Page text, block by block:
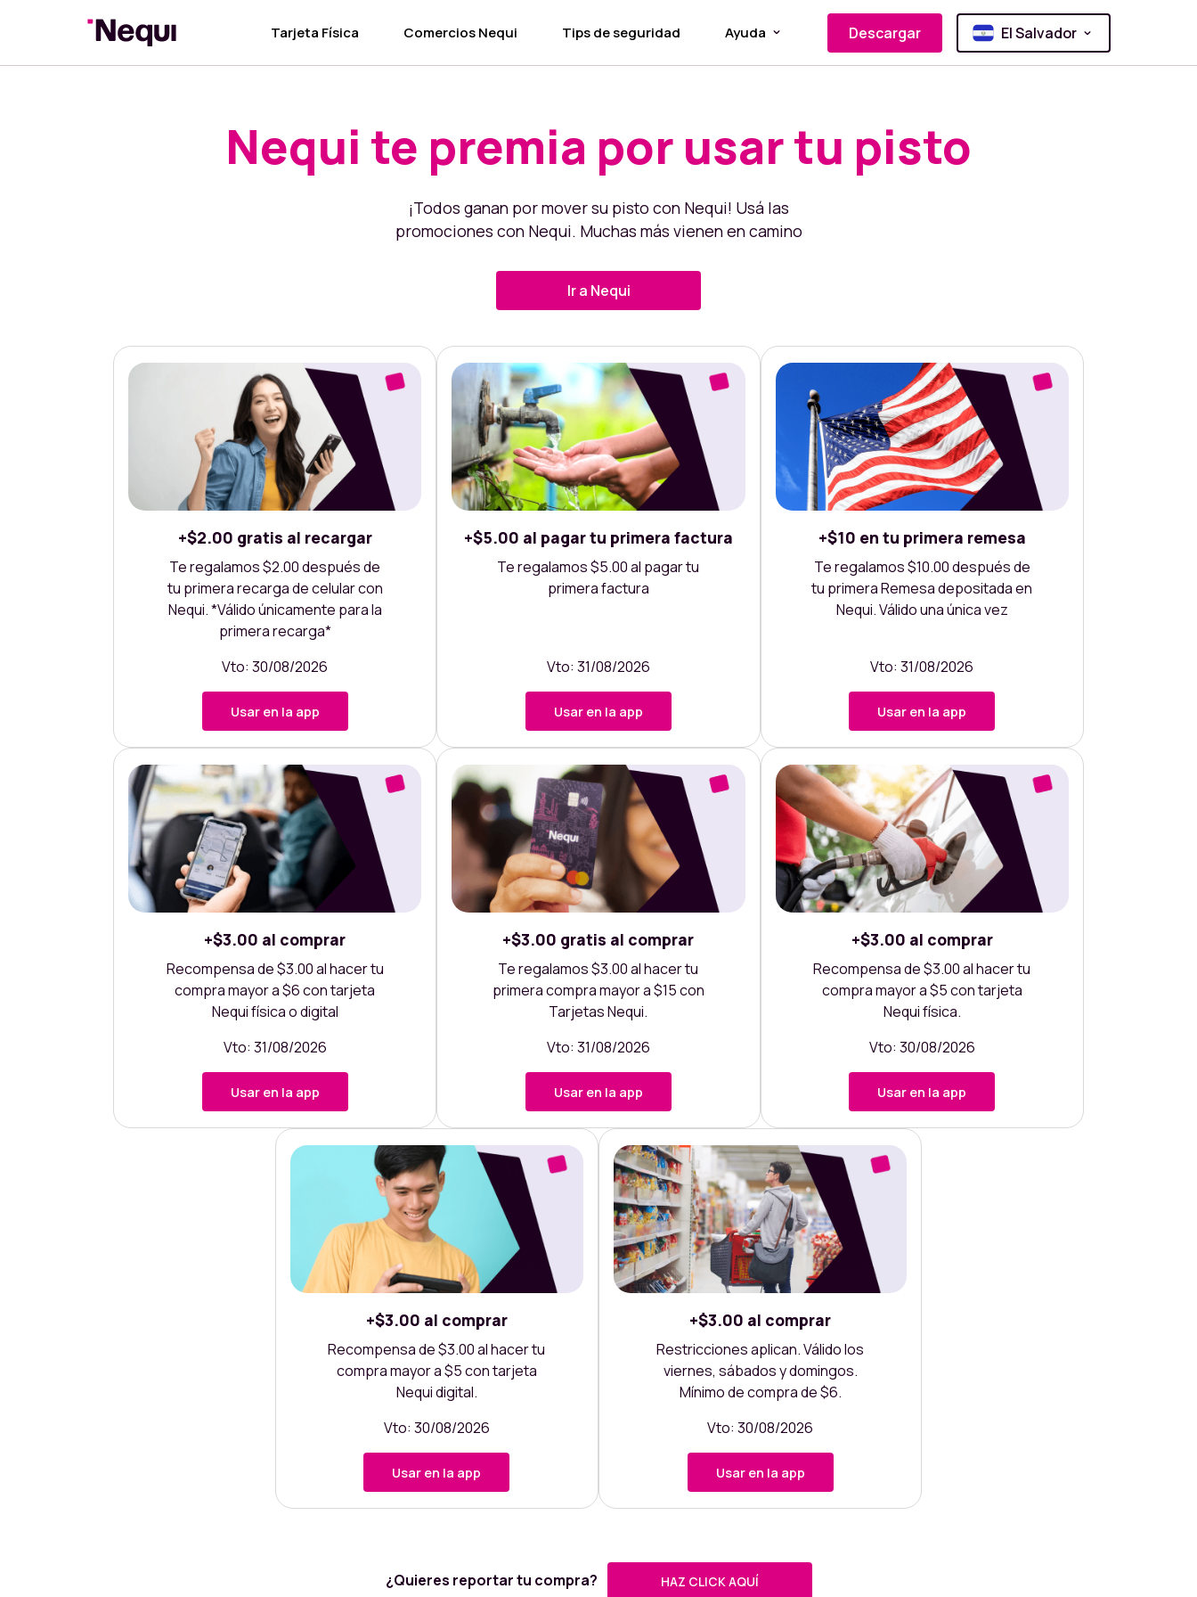
Tarjeta Física Comercios Nequi Tips de seguridad Ayuda Descargar El Salvador
Nequi te premia por usar tu pisto
¡Todos ganan por mover su pisto con Nequi! Usá las
promociones con Nequi. Muchas más vienen en camino
Ir a Nequi
+$2.00 gratis al recargar
Te regalamos $2.00 después de
tu primera recarga de celular con
Nequi. *Válido únicamente para la
primera recarga*
Vto: 30/08/2026
Usar en la app
+$5.00 al pagar tu primera factura
Te regalamos $5.00 al pagar tu
primera factura
Vto: 31/08/2026
Usar en la app
+$10 en tu primera remesa
Te regalamos $10.00 después de
tu primera Remesa depositada en
Nequi. Válido una única vez
Vto: 31/08/2026
Usar en la app
+$3.00 al comprar
Recompensa de $3.00 al hacer tu
compra mayor a $6 con tarjeta
Nequi física o digital
Vto: 31/08/2026
Usar en la app
+$3.00 gratis al comprar
Te regalamos $3.00 al hacer tu
primera compra mayor a $15 con
Tarjetas Nequi.
Vto: 31/08/2026
Usar en la app
+$3.00 al comprar
Recompensa de $3.00 al hacer tu
compra mayor a $5 con tarjeta
Nequi física.
Vto: 30/08/2026
Usar en la app
+$3.00 al comprar
Recompensa de $3.00 al hacer tu
compra mayor a $5 con tarjeta
Nequi digital.
Vto: 30/08/2026
Usar en la app
+$3.00 al comprar
Restricciones aplican. Válido los
viernes, sábados y domingos.
Mínimo de compra de $6.
Vto: 30/08/2026
Usar en la app
¿Quieres reportar tu compra? HAZ CLICK AQUÍ